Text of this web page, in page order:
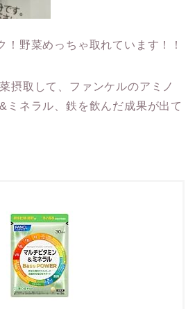
！野菜めっちゃ取れています！！
摂取して、ファンケルのアミノ
ミネラル、鉄を飲んだ成果が出て